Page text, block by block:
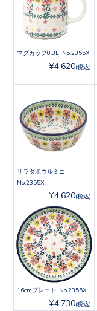
マグカップ0.3L No.2355X
¥4,620(税込)
サラダボウルミニ
No.2355X
¥4,620(税込)
16cmプレート No.2355X
¥4,730(税込)